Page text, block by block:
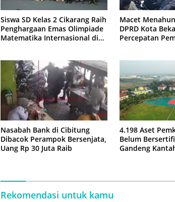
Siswa SD Kelas 2 Cikarang Raih
Penghargaan Emas Olimpiade
Matematika Internasional di
Macet
DPRD Kota
Percepatan
Nasabah Bank di Cibitung
Dibacok Perampok Bersenjata,
Uang Rp 30 Juta Raib
4.198 Aset
Belum
Gandeng
Rekomendasi untuk kamu